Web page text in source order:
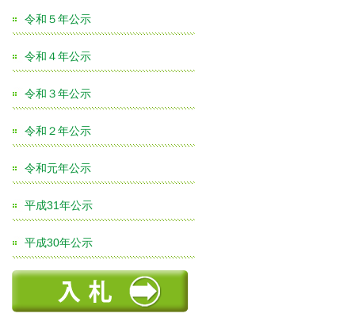
令和５年公示
令和４年公示
令和３年公示
令和２年公示
令和元年公示
平成31年公示
平成30年公示